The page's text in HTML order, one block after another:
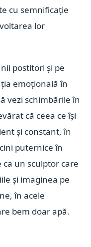
cu semnificație
lor
postitori și pe
emoțională în
vezi schimbările în
că ceea ce își
și constant, în
puternice în
ca un sculptor care
și imaginea pe
în acele
bem doar apă.